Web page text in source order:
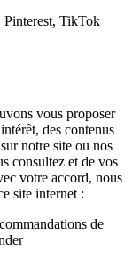
TikTok
vous proposer
des contenus
notre site ou nos
consultez et de vos
votre accord, nous
site internet :
de